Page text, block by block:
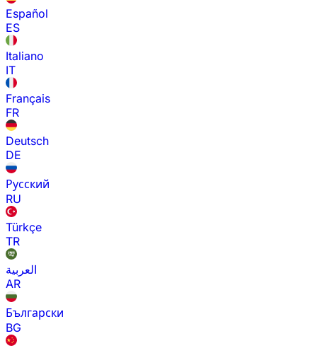
Español
ES
Italiano
IT
Français
FR
Deutsch
DE
Русский
RU
Türkçe
TR
العربية
AR
Български
BG